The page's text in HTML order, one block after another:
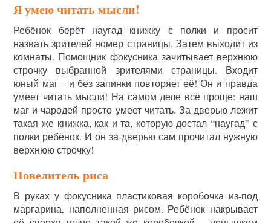
Я умею читать мысли!
Ребёнок берёт наугад книжку с полки и просит
назвать зрителей номер страницы. Затем выходит из
комнаты. Помощник фокусника зачитывает верхнюю
строчку выбранной зрителями страницы. Входит
юный маг – и без запинки повторяет её! Он и правда
умеет читать мысли! На самом деле всё проще: наш
маг и чародей просто умеет читать. За дверью лежит
такая же книжка, как и та, которую достал “наугад” с
полки ребёнок. И он за дверью сам прочитал нужную
верхнюю строчку!
Повелитель риса
В руках у фокусника пластиковая коробочка из-под
маргарина, наполненная рисом. Ребёнок накрывает